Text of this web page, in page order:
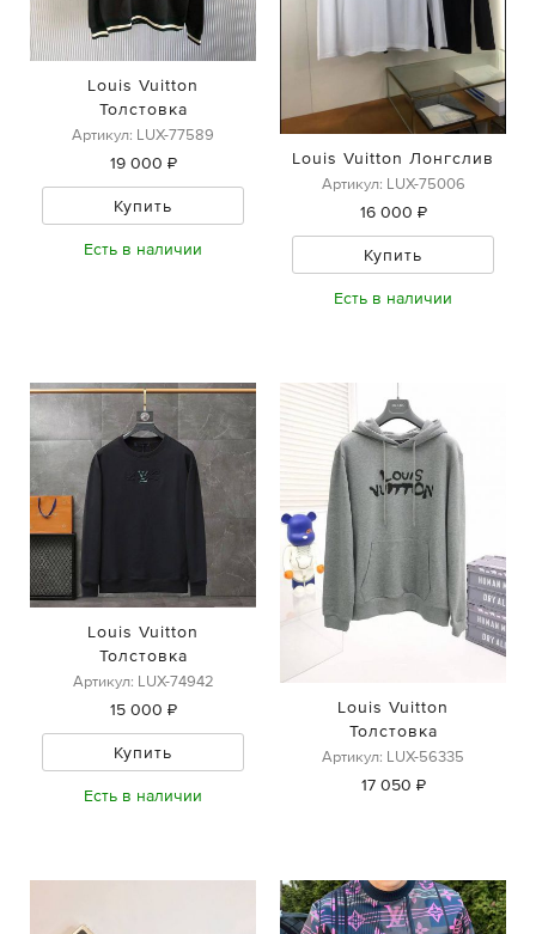
Louis Vuitton
Толстовка
Артикул: LUX-77589
19 000 ₽
Купить
Есть в наличии
Louis Vuitton Лонгслив
Артикул: LUX-75006
16 000 ₽
Купить
Есть в наличии
Louis Vuitton
Толстовка
Артикул: LUX-74942
15 000 ₽
Купить
Есть в наличии
Louis Vuitton
Толстовка
Артикул: LUX-56335
17 050 ₽